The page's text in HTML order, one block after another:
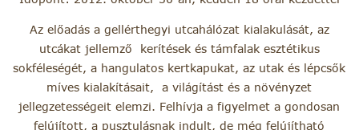
Az előadás a gellérthegyi utcahálózat kialakulását, az
utcákat jellemző kerítések és támfalak esztétikus
sokféleségét, a hangulatos kertkapukat, az utak és lépcsők
míves kialakításait, a világítást és a növényzet
jellegzetességeit elemzi. Felhívja a figyelmet a gondosan
felújított, a pusztulásnak indult, de még felújítható